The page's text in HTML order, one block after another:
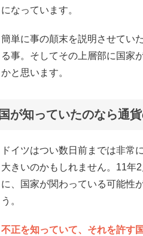
になっています。
簡単に事の顛末を説明させてい
る事。そしてその上層部に国家
かと思います。
国が知っていたのなら通
ドイツはつい数日前までは非常
大きいのかもしれません。11年
に、国家が関わっている可能性
う。
不正を知っていて、それを許す